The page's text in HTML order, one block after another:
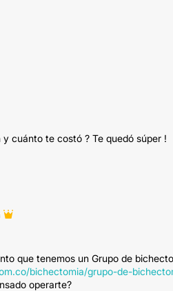
cuánto te costó ? Te quedó súper !
que tenemos un Grupo de
bichectomia/grupo-de-
operarte?